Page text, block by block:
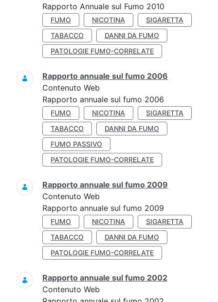
Rapporto Annuale sul Fumo 2010
FUMO NICOTINA
SIGARETTA
TABACCO
DANNI DA FUMO
PATOLOGIE FUMO-CORRELATE
Rapporto annuale sul fumo 2006
Contenuto Web
Rapporto annuale sul fumo 2006
FUMO NICOTINA
SIGARETTA
TABACCO
DANNI DA FUMO
FUMO PASSIVO
PATOLOGIE FUMO-CORRELATE
Rapporto annuale sul fumo 2009
Contenuto Web
Rapporto annuale sul fumo 2009
FUMO NICOTINA
SIGARETTA
TABACCO
DANNI DA FUMO
PATOLOGIE FUMO-CORRELATE
Rapporto annuale sul fumo 2002
Contenuto Web